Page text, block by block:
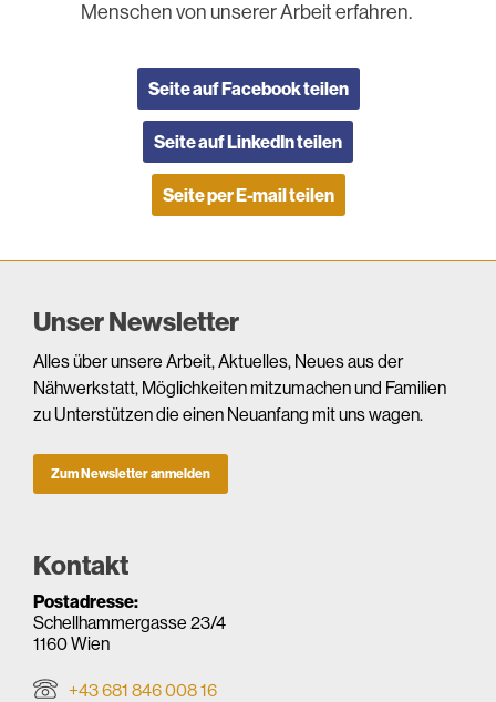
Menschen von unserer Arbeit erfahren.
Seite auf Facebook teilen
Seite auf LinkedIn teilen
Seite per E-mail teilen
Unser Newsletter
Alles über unsere Arbeit, Aktuelles, Neues aus der
Nähwerkstatt, Möglichkeiten mitzumachen und Familien
zu Unterstützen die einen Neuanfang mit uns wagen.
Zum Newsletter anmelden
Kontakt
Postadresse:
Schellhammergasse 23/4
1160 Wien
+43 681 846 008 16